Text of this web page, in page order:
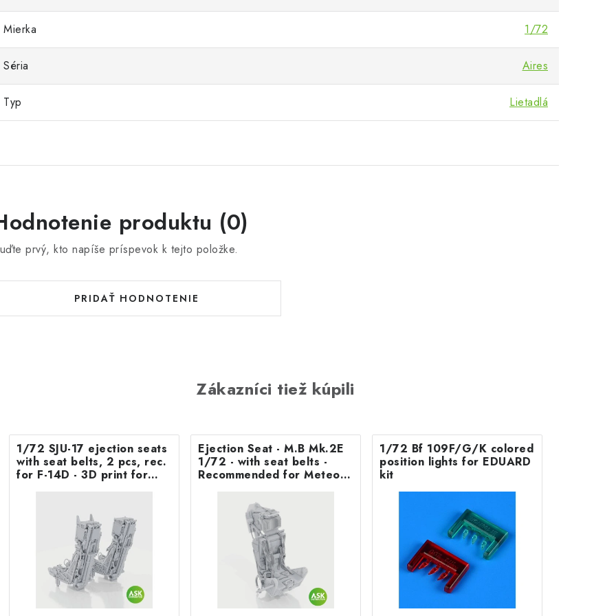
Mierka 1/72
Séria Aires
Typ Lietadlá
produktu (0)
prvý, kto napíše príspevok k tejto položke.
PRIDAŤ HODNOTENIE
Zákazníci tiež kúpili
1/72 SJU-17 ejection seats
with seat belts, 2 pcs, rec.
for F-14D - 3D print for
Ejection Seat - M.B Mk.2E
1/72 - with seat belts -
Recommended for Meteor
1/72 Bf 109F/G/K colored
position lights for EDUARD
kit